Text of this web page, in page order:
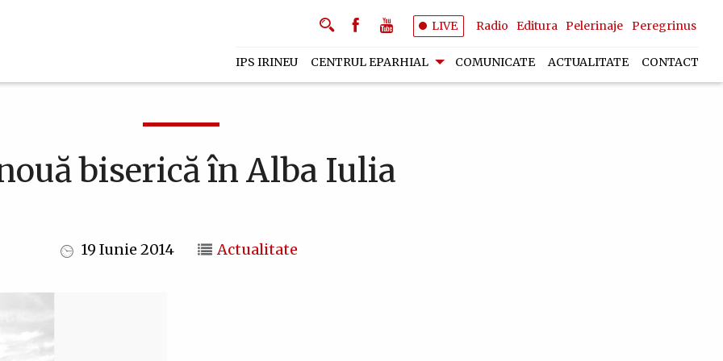
LIVE Radio Editura Pelerinaje Peregrinus
IPS IRINEU CENTRUL EPARHIAL COMUNICATE ACTUALITATE CONTACT
biserică în Alba Iulia
19 Iunie 2014 Actualitate